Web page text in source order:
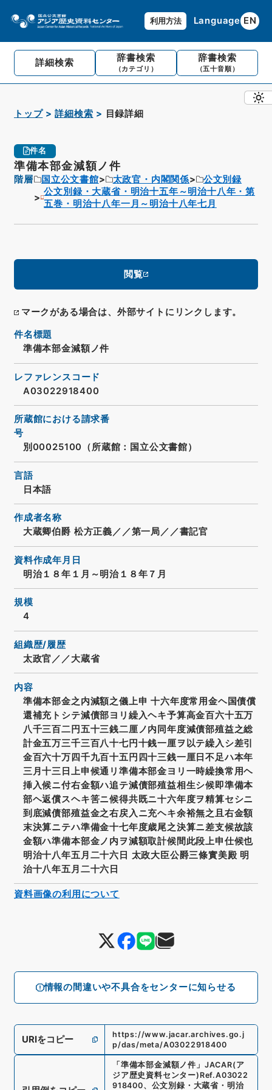
利用方法 Language EN
詳細検索 辞書検索
（カテゴリ）
辞書検索
（五十音順）
トップ 詳細検索 目録詳細
件名
準備本部金減額ノ件
階層 国立公文書館 太政官・内閣関係
公文別録
公文別録・大蔵省・明治十五年～明治十八年・第
五巻・明治十八年一月～明治十八年七月
閲覧
マークがある場合は、外部サイトにリンクします。
情報の間違いや不具合をセンターに知らせる
件名標題
準備本部金減額ノ件
レファレンスコード
A03022918400
所蔵館における請求番
号
別00025100（所蔵館：国立公文書館）
言語
日本語
作成者名称
大蔵卿伯爵 松方正義／／第一局／／書記官
資料作成年月日
明治１８年１月～明治１８年７月
規模
4
組織歴/履歴
太政官／／大蔵省
内容
準備本部金之内減額之儀上申 十六年度常用金ヘ国債償
還補充トシテ減債部ヨリ繰入ヘキ予算高金百六十五万
八千三百二円五十三銭二厘ノ内同年度減債部殖益之総
計金五万三千三百八十七円十銭一厘ヲ以テ繰入シ差引
金百六十万四千九百十五円四十三銭一厘日不足ハ本年
三月十三日上申候通リ準備本部金ヨリ一時繰換常用ヘ
挿入候ニ付右金額ハ追テ減債部殖益相生シ候即準備本
部ヘ返償スヘキ筈ニ候得共既ニ十六年度ヲ精算セシニ
到底減債部殖益金之右戻入ニ充ヘキ余裕無之且右金額
末決算ニテハ準備金十七年度歳尾之決算ニ差支候故該
金額ハ準備本部金ノ内ヲ減額取計候間此段上申仕候也
明治十八年五月二十六日 太政大臣公爵三條實美殿 明
治十八年五月二十六日
URIをコピー
https://www.jacar.archives.go.j
p/das/meta/A03022918400
「 準備本部金減額ノ件 」 JACAR(ア
ジア歴史資料センター) Ref.A03022
918400、 公文別録・大蔵省・明治
資料画像の利用について